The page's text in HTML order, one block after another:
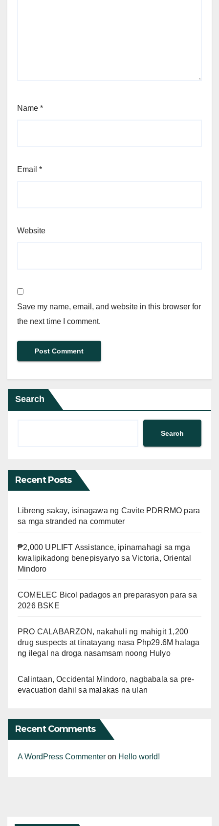
Name *
Email *
Website
Save my name, email, and website in this browser for
the next time I comment.
Search
Search
Recent Posts
Libreng sakay, isinagawa ng Cavite PDRRMO para
sa mga stranded na commuter
₱2,000 UPLIFT Assistance, ipinamahagi sa mga
kwalipikadong benepisyaryo sa Victoria, Oriental
Mindoro
COMELEC Bicol padagos an preparasyon para sa
2026 BSKE
PRO CALABARZON, nakahuli ng mahigit 1,200
drug suspects at tinatayang nasa Php29.6M halaga
ng ilegal na droga nasamsam noong Hulyo
Calintaan, Occidental Mindoro, nagbabala sa pre-
evacuation dahil sa malakas na ulan
Recent Comments
A WordPress Commenter on Hello world!